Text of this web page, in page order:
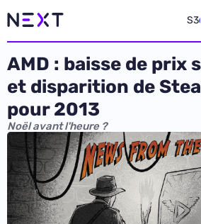
S3
AMD : baisse de prix
et disparition de
pour 2013
Noël avant l'heure ?